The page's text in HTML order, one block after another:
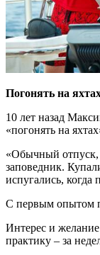
Погонять на
10 лет назад
«погонять на
«Обычный отпуск,
заповедник.
испугались,
С первым опытом
Интерес и
практику – за